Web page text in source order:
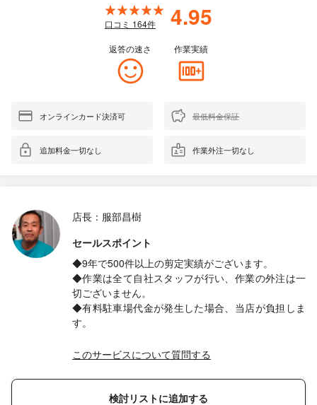
口コミ 164件 4.95
返答の速さ 作業実績
オンラインカード決済可 最低料金保証
追加料金一切なし 作業外注一切なし
店長：服部昌樹
セールスポイント
◆9年で500件以上の剪定実績がございます。
◆作業は全て自社スタッフが行い、作業の外注は一
切ございません。
◆有料駐車場代金が発生した場合、当店が負担しま
す。
このサービスについて質問する
検討リストに追加する